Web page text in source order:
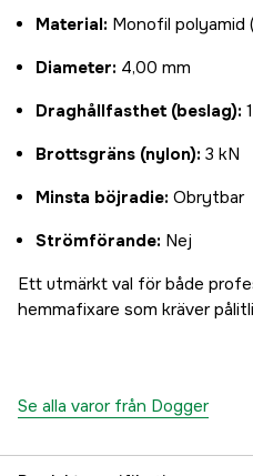
Material: Monofil polyamid
Diameter: 4,00 mm
Draghållfasthet (beslag):
Brottsgräns (nylon): 3 kN
Minsta böjradie: Obrytbar
Strömförande: Nej
Ett utmärkt val för både
hemmafixare som kräver
Se alla varor från Dogger